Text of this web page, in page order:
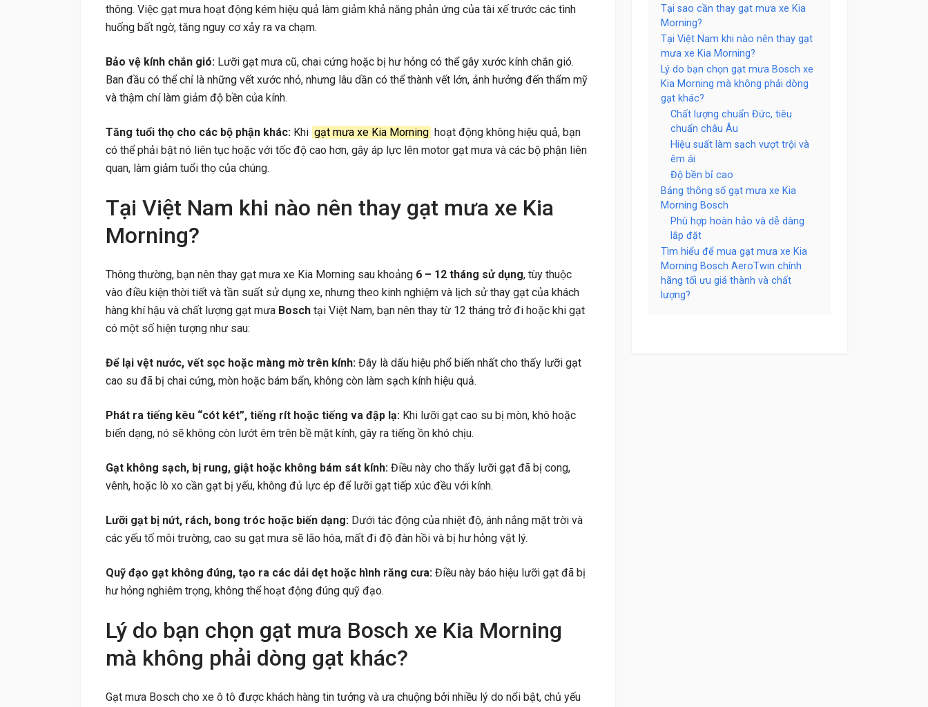
Tại sao cần thay gạt mưa xe Kia
Morning?
Tại Việt Nam khi nào nên thay gạt
mưa xe Kia Morning?
Lý do bạn chọn gạt mưa Bosch xe
Kia Morning mà không phải dòng
gạt khác?
Chất lượng chuẩn Đức, tiêu
chuẩn châu Âu
Hiệu suất làm sạch vượt trội và
êm ái
Độ bền bỉ cao
Bảng thông số gạt mưa xe Kia
Morning Bosch
Phù hợp hoàn hảo và dễ dàng
lắp đặt
Tìm hiểu để mua gạt mưa xe Kia
Morning Bosch AeroTwin chính
hãng tối ưu giá thành và chất
lượng?
thông. Việc gạt mưa hoạt động kém hiệu quả làm giảm khả năng phản ứng của tài xế trước các tình
huống bất ngờ, tăng nguy cơ xảy ra va chạm.
Bảo vệ kính chắn gió: Lưỡi gạt mưa cũ, chai cứng hoặc bị hư hỏng có thể gây xước kính chắn gió.
Ban đầu có thể chỉ là những vết xước nhỏ, nhưng lâu dần có thể thành vết lớn, ảnh hưởng đến thẩm mỹ
và thậm chí làm giảm độ bền của kính.
Tăng tuổi thọ cho các bộ phận khác: Khi gạt mưa xe Kia Morning hoạt động không hiệu quả, bạn
có thể phải bật nó liên tục hoặc với tốc độ cao hơn, gây áp lực lên motor gạt mưa và các bộ phận liên
quan, làm giảm tuổi thọ của chúng.
Tại Việt Nam khi nào nên thay gạt mưa xe Kia
Morning?
Thông thường, bạn nên thay gạt mưa xe Kia Morning sau khoảng 6 – 12 tháng sử dụng, tùy thuộc
vào điều kiện thời tiết và tần suất sử dụng xe, nhưng theo kinh nghiệm và lịch sử thay gạt của khách
hàng khí hậu và chất lượng gạt mưa Bosch tại Việt Nam, bạn nên thay từ 12 tháng trở đi hoặc khi gạt
có một số hiện tượng như sau:
Để lại vệt nước, vết sọc hoặc màng mờ trên kính: Đây là dấu hiệu phổ biến nhất cho thấy lưỡi gạt
cao su đã bị chai cứng, mòn hoặc bám bẩn, không còn làm sạch kính hiệu quả.
Phát ra tiếng kêu “cót két”, tiếng rít hoặc tiếng va đập lạ: Khi lưỡi gạt cao su bị mòn, khô hoặc
biến dạng, nó sẽ không còn lướt êm trên bề mặt kính, gây ra tiếng ồn khó chịu.
Gạt không sạch, bị rung, giật hoặc không bám sát kính: Điều này cho thấy lưỡi gạt đã bị cong,
vênh, hoặc lò xo cần gạt bị yếu, không đủ lực ép để lưỡi gạt tiếp xúc đều với kính.
Lưỡi gạt bị nứt, rách, bong tróc hoặc biến dạng: Dưới tác động của nhiệt độ, ánh nắng mặt trời và
các yếu tố môi trường, cao su gạt mưa sẽ lão hóa, mất đi độ đàn hồi và bị hư hỏng vật lý.
Quỹ đạo gạt không đúng, tạo ra các dải dẹt hoặc hình răng cưa: Điều này báo hiệu lưỡi gạt đã bị
hư hỏng nghiêm trọng, không thể hoạt động đúng quỹ đạo.
Lý do bạn chọn gạt mưa Bosch xe Kia Morning
mà không phải dòng gạt khác?
Gạt mưa Bosch cho xe ô tô được khách hàng tin tưởng và ưa chuộng bởi nhiều lý do nổi bật, chủ yếu